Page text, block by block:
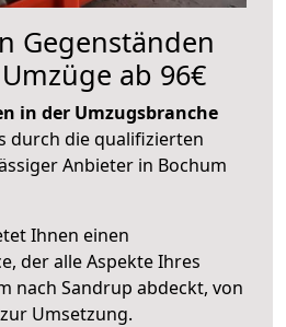
Gegenständen
ab 96€
in der Umzugsbranche
durch die qualifizierten
Anbieter in Bochum
Ihnen einen
der alle Aspekte Ihres
nach Sandrup abdeckt, von
Umsetzung.